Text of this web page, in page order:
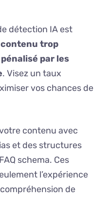
détection IA est
contenu trop
par les
. Visez un taux
vos chances de
votre contenu avec
et des structures
schema. Ces
l’expérience
de